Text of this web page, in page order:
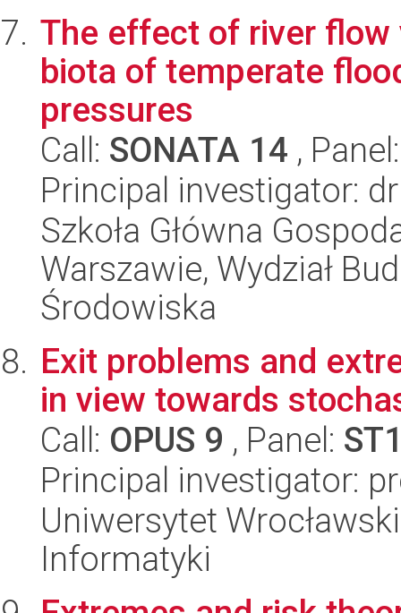
The effect of river
biota of temperate
pressures
Call: SONATA 14 ,
Principal investigator:
Szkoła Główna
Warszawie, Wydział
Środowiska
Exit problems and
in view towards
Call: OPUS 9 , Panel:
Principal investigator:
Uniwersytet
Informatyki